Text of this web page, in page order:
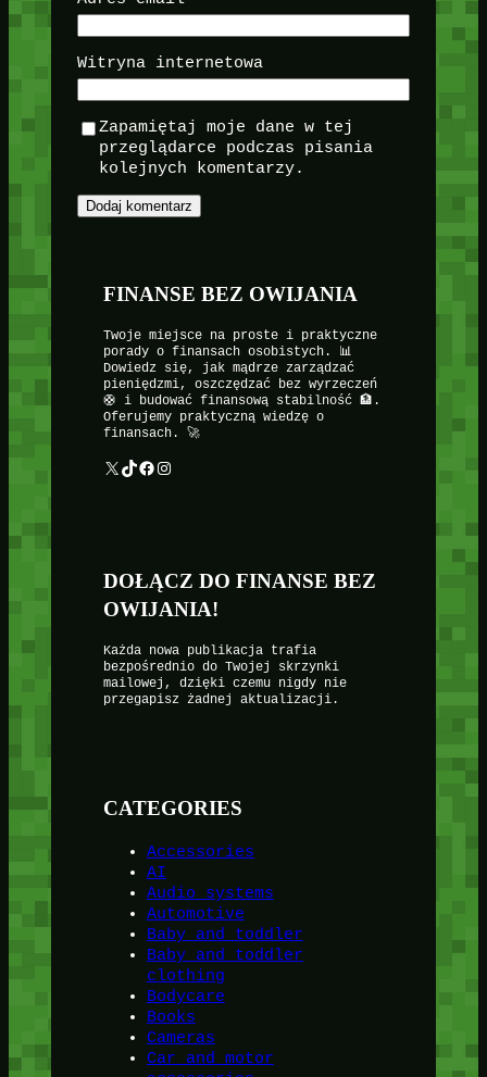
Witryna internetowa
Zapamiętaj moje dane w tej
przeglądarce podczas pisania
kolejnych komentarzy.
FINANSE BEZ OWIJANIA
Twoje miejsce na proste i praktyczne
porady o finansach osobistych. 📊
Dowiedz się, jak mądrze zarządzać
pieniędzmi, oszczędzać bez wyrzeczeń
🛟 i budować finansową stabilność 🏦.
Oferujemy praktyczną wiedzę o
finansach. 🚀
X TikTok Facebook Instagram
DOŁĄCZ DO FINANSE BEZ
OWIJANIA!
Każda nowa publikacja trafia
bezpośrednio do Twojej skrzynki
mailowej, dzięki czemu nigdy nie
przegapisz żadnej aktualizacji.
CATEGORIES
Accessories
AI
Audio systems
Automotive
Baby and toddler
Baby and toddler
clothing
Bodycare
Books
Cameras
Car and motor